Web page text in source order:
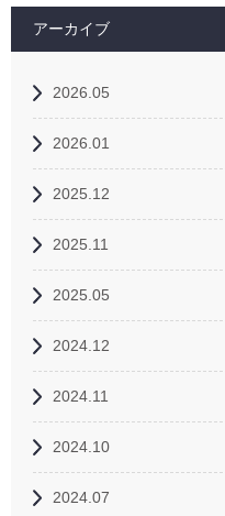
アーカイブ
2026.05
2026.01
2025.12
2025.11
2025.05
2024.12
2024.11
2024.10
2024.07